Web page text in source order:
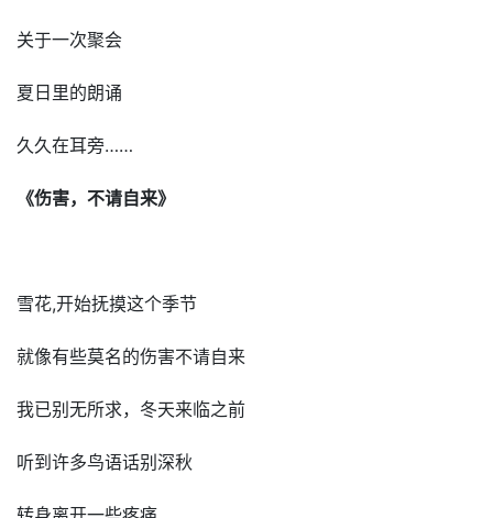
关于一次聚会
夏日里的朗诵
久久在耳旁……
《伤害，不请自来》
雪花,开始抚摸这个季节
就像有些莫名的伤害不请自来
我已别无所求，冬天来临之前
听到许多鸟语话别深秋